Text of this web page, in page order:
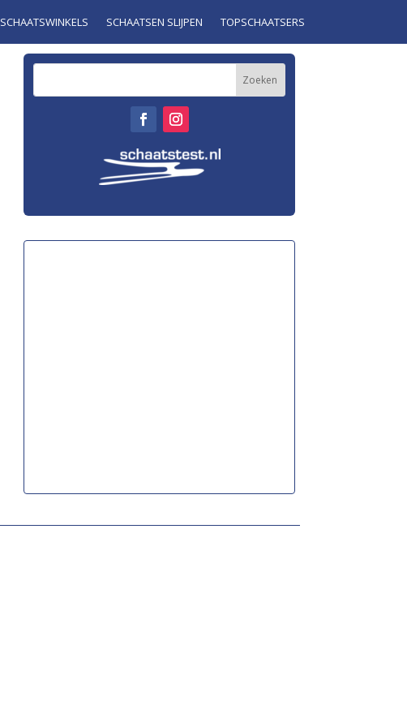
SCHAATSWINKELS SCHAATSEN SLIJPEN TOPSCHAATSERS